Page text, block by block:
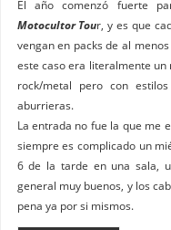
El año comenzó fuerte
Motocultor Tour, y es que
vengan en packs de al
este caso era literalmente un
rock/metal pero con
aburrieras.
La entrada no fue la que me
siempre es complicado un
6 de la tarde en una sala,
general muy buenos, y los
pena ya por si mismos.